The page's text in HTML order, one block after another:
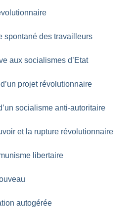
spontané des travailleurs
aux socialismes d’Etat
projet révolutionnaire
socialisme anti-autoritaire
et la rupture révolutionnaire
libertaire
autogérée